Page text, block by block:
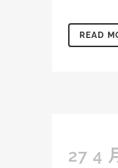
READ
27 4